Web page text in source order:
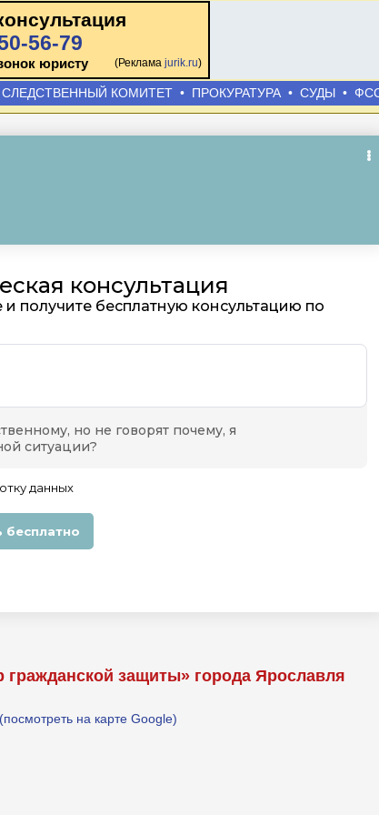
56-79
юристу (Реклама jurik.ru)
СЛЕДСТВЕННЫЙ КОМИТЕТ • ПРОКУРАТУРА • СУДЫ •
защиты» города Ярославля
(посмотреть на карте Google)